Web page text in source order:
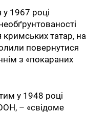
1967 році
татар, на
повернутися
з «покараних
у 1948 році
– «свідоме